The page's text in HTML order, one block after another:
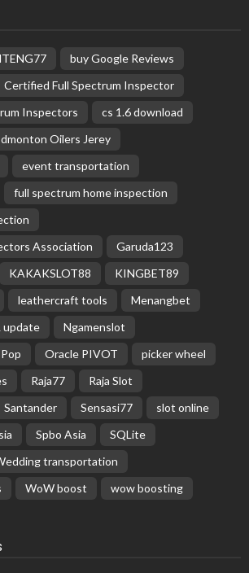
buy Google Reviews
Certified Full Spectrum Inspector
Inspectors
cs 1.6 download
Oilers Jerey
event transportation
full spectrum home inspection
Association
Garuda123
KAKAKSLOT88
KINGBET89
leathercraft tools
Menangbet
update
Ngamenslot
Oracle PIVOT
picker wheel
Raja77
Raja Slot
Santander Sensasi77
slot online
Spbo Asia
SQLite
transportation
WoW boost wow boosting